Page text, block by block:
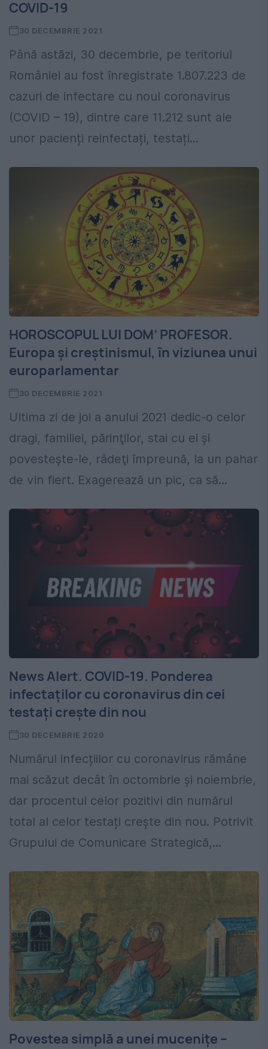
COVID-19
30 DECEMBRIE 2021
Până astăzi, 30 decembrie, pe teritoriul
României au fost înregistrate 1.807.223 de
cazuri de infectare cu noul coronavirus
(COVID – 19), dintre care 11.212 sunt ale
unor pacienți reinfectați, testați...
HOROSCOPUL LUI DOM’ PROFESOR.
Europa și creștinismul, în viziunea unui
europarlamentar
30 DECEMBRIE 2021
Ultima zi de joi a anului 2021 dedic-o celor
dragi, familiei, părinţilor, stai cu ei şi
povesteşte-le, râdeţi împreună, la un pahar
de vin fiert. Exagerează un pic, ca să...
News Alert. COVID-19. Ponderea
infectaților cu coronavirus din cei
testați crește din nou
30 DECEMBRIE 2020
Numărul infecțiilor cu coronavirus rămâne
mai scăzut decât în octombrie și noiembrie,
dar procentul celor pozitivi din numărul
total al celor testați crește din nou. Potrivit
Grupului de Comunicare Strategică,...
Povestea simplă a unei mucenițe –